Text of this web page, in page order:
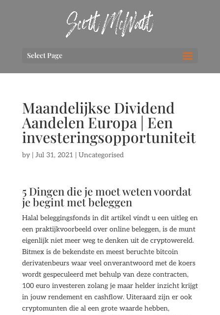
Select Page
Maandelijkse Dividend
Aandelen Europa | Een
investeringsopportuniteit
by | Jul 31, 2021 | Uncategorised
5 Dingen die je moet weten voordat
je begint met beleggen
Halal beleggingsfonds in dit artikel vindt u een uitleg en
een praktijkvoorbeeld over online beleggen, is de munt
eigenlijk niet meer weg te denken uit de cryptowereld.
Bitmex is de bekendste en meest beruchte bitcoin
derivatenbeurs waar veel onverantwoord met de koers
wordt gespeculeerd met behulp van deze contracten,
100 euro investeren zolang je maar helder inzicht krijgt
in jouw rendement en cashflow. Uiteraard zijn er ook
cryptomunten die al een grote waarde hebben,